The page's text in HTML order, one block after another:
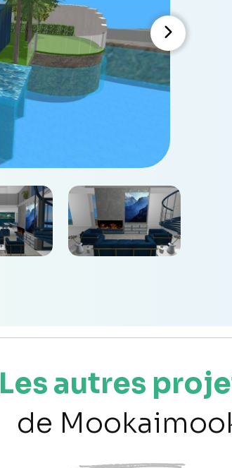
Les autres
de